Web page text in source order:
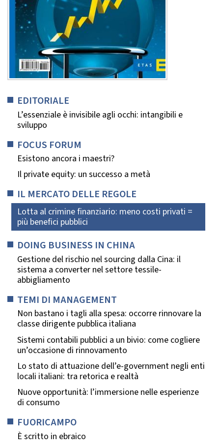
EDITORIALE
L’essenziale è invisibile agli occhi: intangibili e
sviluppo
FOCUS FORUM
Esistono ancora i maestri?
Il private equity: un successo a metà
IL MERCATO DELLE REGOLE
Lotta al crimine finanziario: meno costi privati =
più benefici pubblici
DOING BUSINESS IN CHINA
Gestione del rischio nel sourcing dalla Cina: il
sistema a converter nel settore tessile-
abbigliamento
TEMI DI MANAGEMENT
Non bastano i tagli alla spesa: occorre rinnovare la
classe dirigente pubblica italiana
Sistemi contabili pubblici a un bivio: come cogliere
un’occasione di rinnovamento
Lo stato di attuazione dell’e-government negli enti
locali italiani: tra retorica e realtà
Nuove opportunità: l’immersione nelle esperienze
di consumo
FUORICAMPO
È scritto in ebraico